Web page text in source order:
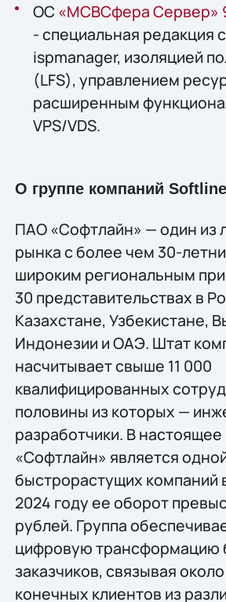
ОС«МСВСфера Сервер»
- специальная редакция
ispmanager, изоляцией
(LFS), управлением
расширенным
VPS/VDS.
О группе компаний Softline
ПАО «Софтлайн» — один из
рынка с более чем 30-
широким региональным
30 представительствах в
Казахстане, Узбекистане,
Индонезии и ОАЭ. Штат
насчитывает свыше 11 000
квалифицированных
половины из которых —
разработчики. В
«Софтлайн» является
быстрорастущих компаний
2024 году ее оборот
рублей. Группа
цифровую трансформацию
заказчиков, связывая
конечных клиентов из